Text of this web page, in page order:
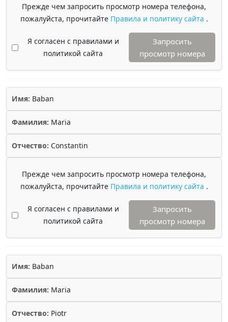
Прежде чем запросить просмотр номера телефона,
пожалуйста, прочитайте Правила и политику сайта .
Я согласен с правилами и
политикой сайта
Запросить
просмотр номера
Имя: Baban
Фамилия: Maria
Отчество: Constantin
Прежде чем запросить просмотр номера телефона,
пожалуйста, прочитайте Правила и политику сайта .
Я согласен с правилами и
политикой сайта
Запросить
просмотр номера
Имя: Baban
Фамилия: Maria
Отчество: Piotr